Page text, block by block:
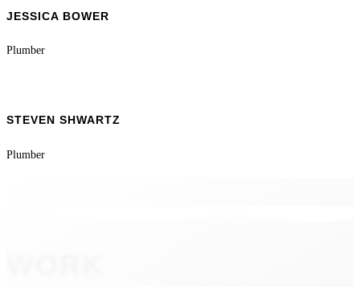
JESSICA BOWER
Plumber
STEVEN SHWARTZ
Plumber